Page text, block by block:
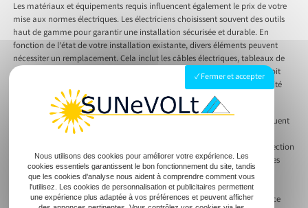
Les matériaux et équipements requis influencent également le prix de votre
mise aux normes électriques. Les électriciens choisissent souvent des outils
haut de gamme pour garantir une installation sécurisée et durable. En
fonction de l’état de votre installation existante, divers éléments peuvent
nécessiter un remplacement. Cela inclut les câbles électriques, tableaux de
répartition, interrupteurs et disjoncteurs. Chacun de ces équipements doit
être conforme aux normes électriques actuelles pour garantir une sécurité
Outre les matériaux, les techniques utilisées pour la mise aux normes jouent
aussi un rôle dans l’évaluation des coûts. L’installation de dispositifs
sophistiqués tels que les interrupteurs différentiels ou dispositifs de protection
contribue à la sécurité de votre habitation, mais augmente également les
coûts. Cependant, ces investissements garantissent la sécurité de
l’installation électrique, empêchant les risques d’électrocution ou les
incendies. En optant pour un professionnel unique, vous avez l’assurance
Fermer et accepter
Nous utilisons des cookies pour améliorer votre expérience. Les
cookies essentiels garantissent le bon fonctionnement du site, tandis
que les cookies d'analyse nous aident à comprendre comment vous
l'utilisez. Les cookies de personnalisation et publicitaires permettent
une expérience plus adaptée à vos préférences et peuvent afficher